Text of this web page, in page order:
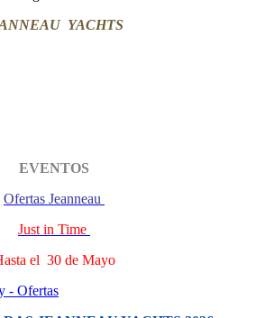
YACHTS
EVENTOS
Ofertas Jeanneau
Just in Time
el 30 de Mayo